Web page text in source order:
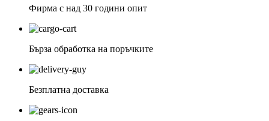
Фирма с над 30 години опит
Бърза обработка на поръчките
Безплатна доставка